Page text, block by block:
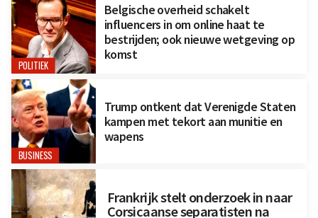
POLITIEK
Belgische overheid schakelt
influencers in om online haat te
bestrijden; ook nieuwe wetgeving op
komst
BUSINESS
Trump ontkent dat Verenigde Staten
kampen met tekort aan munitie en
wapens
Frankrijk stelt onderzoek in naar
Corsicaanse separatisten na